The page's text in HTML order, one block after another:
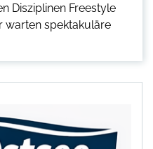
Disziplinen Freestyle
warten spektakuläre